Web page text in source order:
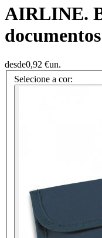
AIRLINE.
desde0,92 €un.
Selecione a cor: